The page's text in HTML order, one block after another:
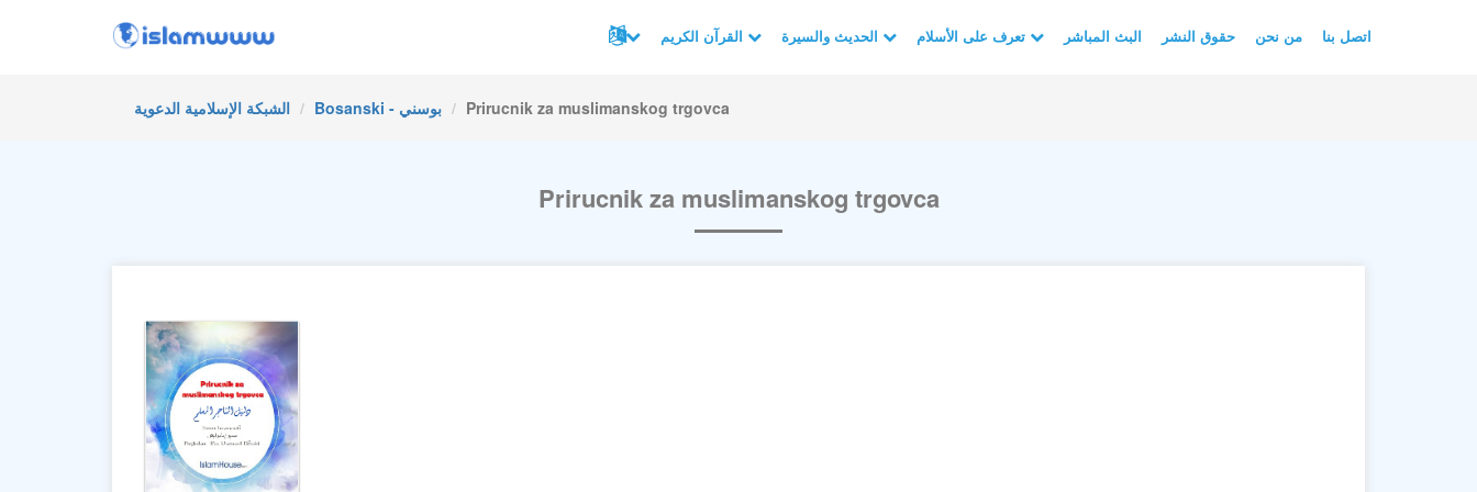
البث المباشر حقوق النشر من نحن اتصل بنا
الشبكة الإسلامية الدعوية Bosanski - بوسني Prirucnik za muslimanskog trgovca
Prirucnik za muslimanskog trgovca